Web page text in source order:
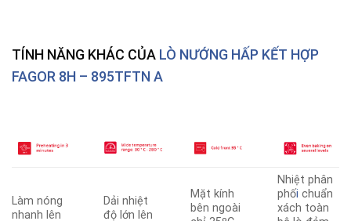
TÍNH NĂNG KHÁC CỦA LÒ NƯỚNG HẤP KẾT HỢP
FAGOR 8H – 895TFTN A
Làm nóng
nhanh lên
Dải nhiệt
độ lớn lên
Mặt kính
bên ngoài
Nhiệt phân
phối chuẩn
xách toàn